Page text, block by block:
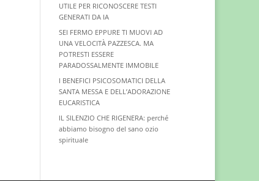
UTILE PER RICONOSCERE TESTI
GENERATI DA IA
SEI FERMO EPPURE TI MUOVI AD
UNA VELOCITÀ PAZZESCA. MA
POTRESTI ESSERE
PARADOSSALMENTE IMMOBILE
I BENEFICI PSICOSOMATICI DELLA
SANTA MESSA E DELL’ADORAZIONE
EUCARISTICA
IL SILENZIO CHE RIGENERA: perché
abbiamo bisogno del sano ozio
spirituale